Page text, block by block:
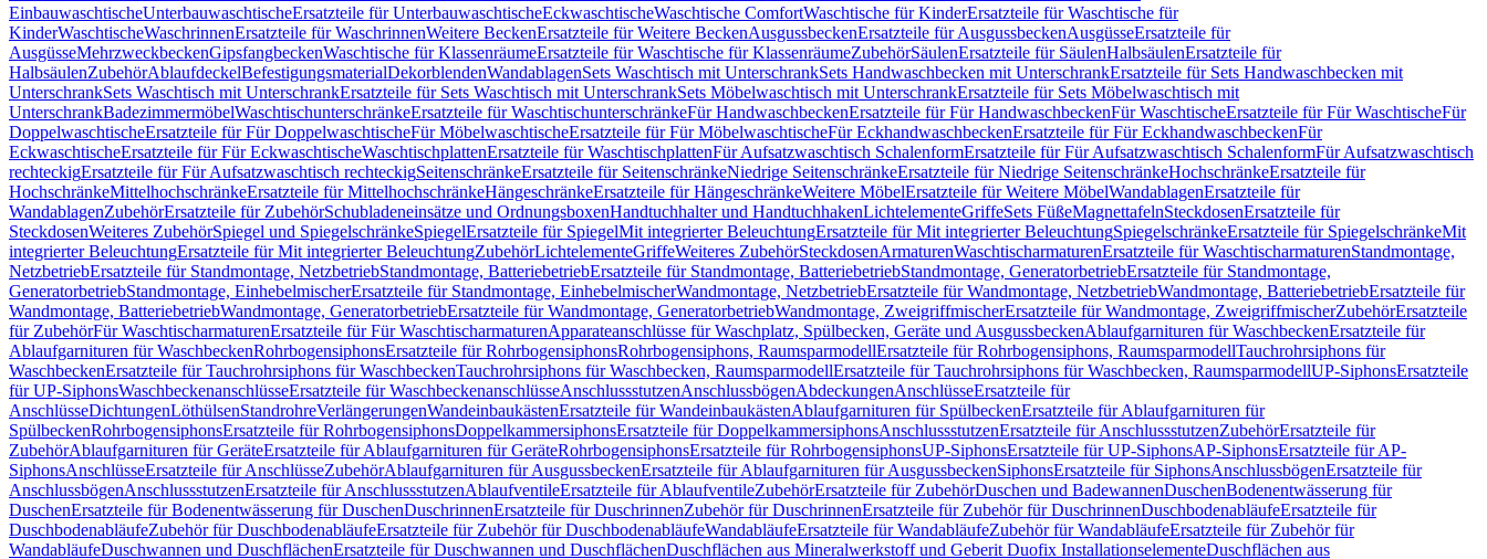
EinbauwaschtischeUnterbauwaschtischeErsatzteile für UnterbauwaschtischeEckwaschtischeWaschtische ComfortWaschtische für KinderErsatzteile für Waschtische für
KinderWaschtischeWaschrinnenErsatzteile für WaschrinnenWeitere BeckenErsatzteile für Weitere BeckenAusgussbeckenErsatzteile für AusgussbeckenAusgüsseErsatzteile für
AusgüsseMehrzweckbeckenGipsfangbeckenWaschtische für KlassenräumeErsatzteile für Waschtische für KlassenräumeZubehörSäulenErsatzteile für SäulenHalbsäulenErsatzteile für
HalbsäulenZubehörAblaufdeckelBefestigungsmaterialDekorblendenWandablagenSets Waschtisch mit UnterschrankSets Handwaschbecken mit UnterschrankErsatzteile für Sets Handwaschbecken mit
UnterschrankSets Waschtisch mit UnterschrankErsatzteile für Sets Waschtisch mit UnterschrankSets Möbelwaschtisch mit UnterschrankErsatzteile für Sets Möbelwaschtisch mit
UnterschrankBadezimmermöbelWaschtischunterschränkeErsatzteile für WaschtischunterschränkeFür HandwaschbeckenErsatzteile für Für HandwaschbeckenFür WaschtischeErsatzteile für Für WaschtischeFür
DoppelwaschtischeErsatzteile für Für DoppelwaschtischeFür MöbelwaschtischeErsatzteile für Für MöbelwaschtischeFür EckhandwaschbeckenErsatzteile für Für EckhandwaschbeckenFür
EckwaschtischeErsatzteile für Für EckwaschtischeWaschtischplattenErsatzteile für WaschtischplattenFür Aufsatzwaschtisch SchalenformErsatzteile für Für Aufsatzwaschtisch SchalenformFür Aufsatzwaschtisch
rechteckigErsatzteile für Für Aufsatzwaschtisch rechteckigSeitenschränkeErsatzteile für SeitenschränkeNiedrige SeitenschränkeErsatzteile für Niedrige SeitenschränkeHochschränkeErsatzteile für
HochschränkeMittelhochschränkeErsatzteile für MittelhochschränkeHängeschränkeErsatzteile für HängeschränkeWeitere MöbelErsatzteile für Weitere MöbelWandablagenErsatzteile für
WandablagenZubehörErsatzteile für ZubehörSchubladeneinsätze und OrdnungsboxenHandtuchhalter und HandtuchhakenLichtelementeGriffeSets FüßeMagnettafelnSteckdosenErsatzteile für
SteckdosenWeiteres ZubehörSpiegel und SpiegelschränkeSpiegelErsatzteile für SpiegelMit integrierter BeleuchtungErsatzteile für Mit integrierter BeleuchtungSpiegelschränkeErsatzteile für SpiegelschränkeMit
integrierter BeleuchtungErsatzteile für Mit integrierter BeleuchtungZubehörLichtelementeGriffeWeiteres ZubehörSteckdosenArmaturenWaschtischarmaturenErsatzteile für WaschtischarmaturenStandmontage,
NetzbetriebErsatzteile für Standmontage, NetzbetriebStandmontage, BatteriebetriebErsatzteile für Standmontage, BatteriebetriebStandmontage, GeneratorbetriebErsatzteile für Standmontage,
GeneratorbetriebStandmontage, EinhebelmischerErsatzteile für Standmontage, EinhebelmischerWandmontage, NetzbetriebErsatzteile für Wandmontage, NetzbetriebWandmontage, BatteriebetriebErsatzteile für
Wandmontage, BatteriebetriebWandmontage, GeneratorbetriebErsatzteile für Wandmontage, GeneratorbetriebWandmontage, ZweigriffmischerErsatzteile für Wandmontage, ZweigriffmischerZubehörErsatzteile
für ZubehörFür WaschtischarmaturenErsatzteile für Für WaschtischarmaturenApparateanschlüsse für Waschplatz, Spülbecken, Geräte und AusgussbeckenAblaufgarnituren für WaschbeckenErsatzteile für
Ablaufgarnituren für WaschbeckenRohrbogensiphonsErsatzteile für RohrbogensiphonsRohrbogensiphons, RaumsparmodellErsatzteile für Rohrbogensiphons, RaumsparmodellTauchrohrsiphons für
WaschbeckenErsatzteile für Tauchrohrsiphons für WaschbeckenTauchrohrsiphons für Waschbecken, RaumsparmodellErsatzteile für Tauchrohrsiphons für Waschbecken, RaumsparmodellUP-SiphonsErsatzteile
für UP-SiphonsWaschbeckenanschlüsseErsatzteile für WaschbeckenanschlüsseAnschlussstutzenAnschlussbögenAbdeckungenAnschlüsseErsatzteile für
AnschlüsseDichtungenLöthülsenStandrohreVerlängerungenWandeinbaukästenErsatzteile für WandeinbaukästenAblaufgarnituren für SpülbeckenErsatzteile für Ablaufgarnituren für
SpülbeckenRohrbogensiphonsErsatzteile für RohrbogensiphonsDoppelkammersiphonsErsatzteile für DoppelkammersiphonsAnschlussstutzenErsatzteile für AnschlussstutzenZubehörErsatzteile für
ZubehörAblaufgarnituren für GeräteErsatzteile für Ablaufgarnituren für GeräteRohrbogensiphonsErsatzteile für RohrbogensiphonsUP-SiphonsErsatzteile für UP-SiphonsAP-SiphonsErsatzteile für AP-
SiphonsAnschlüsseErsatzteile für AnschlüsseZubehörAblaufgarnituren für AusgussbeckenErsatzteile für Ablaufgarnituren für AusgussbeckenSiphonsErsatzteile für SiphonsAnschlussbögenErsatzteile für
AnschlussbögenAnschlussstutzenErsatzteile für AnschlussstutzenAblaufventileErsatzteile für AblaufventileZubehörErsatzteile für ZubehörDuschen und BadewannenDuschenBodenentwässerung für
DuschenErsatzteile für Bodenentwässerung für DuschenDuschrinnenErsatzteile für DuschrinnenZubehör für DuschrinnenErsatzteile für Zubehör für DuschrinnenDuschbodenabläufeErsatzteile für
DuschbodenabläufeZubehör für DuschbodenabläufeErsatzteile für Zubehör für DuschbodenabläufeWandabläufeErsatzteile für WandabläufeZubehör für WandabläufeErsatzteile für Zubehör für
WandabläufeDuschwannen und DuschflächenErsatzteile für Duschwannen und DuschflächenDuschflächen aus Mineralwerkstoff und Geberit Duofix InstallationselementeDuschflächen aus